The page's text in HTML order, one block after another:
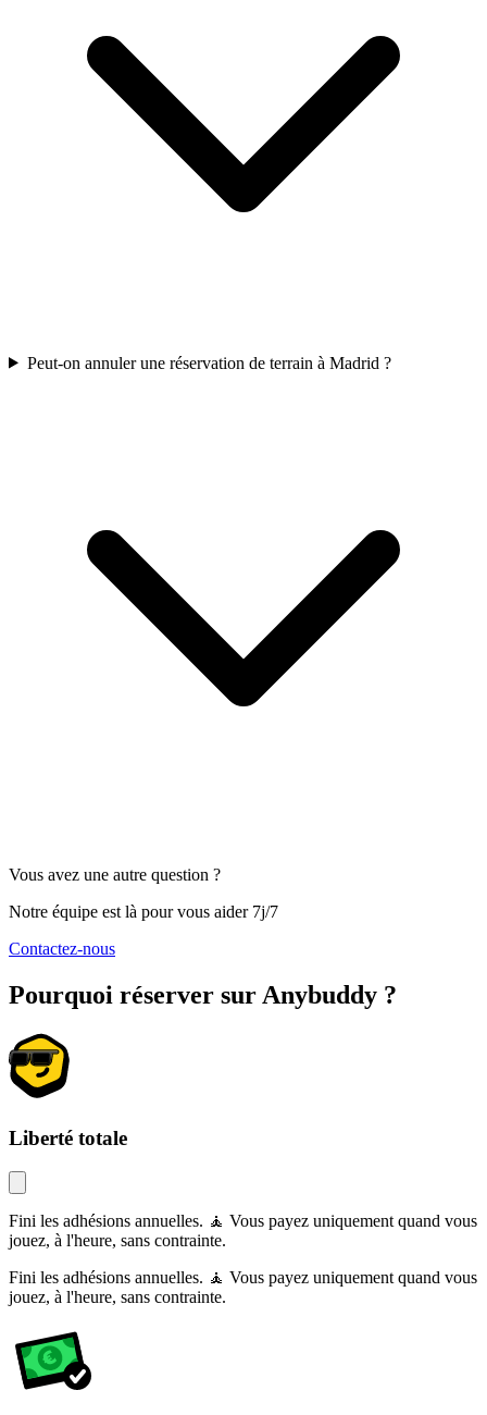
Peut-on annuler une réservation de terrain à Madrid ?
Vous avez une autre question ?
Notre équipe est là pour vous aider 7j/7
Contactez-nous
Pourquoi réserver sur Anybuddy ?
Liberté totale
Fini les adhésions annuelles. 🧘 Vous payez uniquement quand vous
jouez, à l'heure, sans contrainte.
Fini les adhésions annuelles. 🧘 Vous payez uniquement quand vous
jouez, à l'heure, sans contrainte.